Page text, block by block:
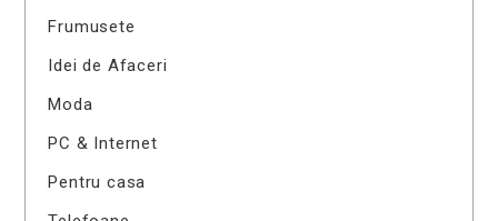
Frumusete
Idei de Afaceri
Moda
PC & Internet
Pentru casa